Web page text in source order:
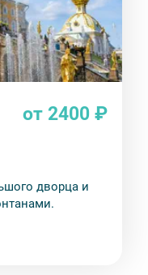
от 2400 ₽
дворца и